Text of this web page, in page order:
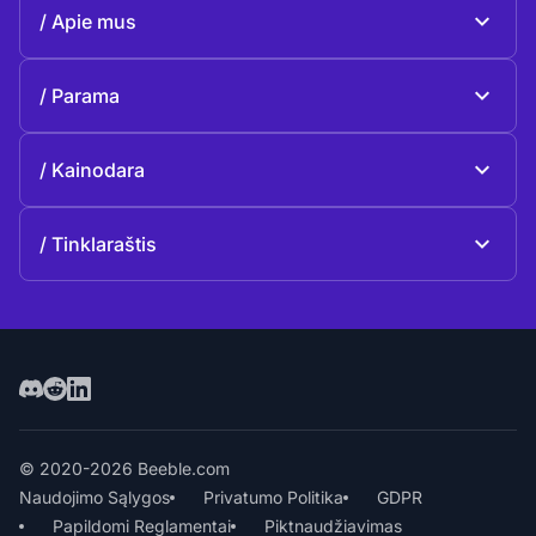
Apie mus
Istorija
Parama
Kontaktai
Kainodara
Tinklaraštis
© 2020-2026 Beeble.com
Naudojimo Sąlygos
Privatumo Politika
GDPR
Papildomi Reglamentai
Piktnaudžiavimas